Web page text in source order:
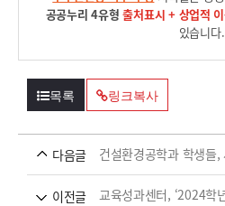
공공누리 4유형 출처표시 + 상업적
있습니다.
목록 링크복사
다음글 건설환경공학과 학생들, 새만금 공공데이터 활용 경진
이전글 교육성과센터, ‘2024학년도 후기 한밭인재